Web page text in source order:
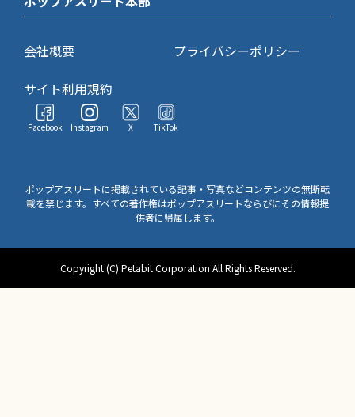
会社概要
プライバシーポリシー
サイト利用規約
Facebook Instagram X TikTok
ポップアスリートに掲載されている記事・写真などコンテンツの無断転
載を禁じます。すべての著作権はポップアスリートならびにその情報提
供者に帰属します。
Copyright (C) Petabit Corporation All Rights Reserved.